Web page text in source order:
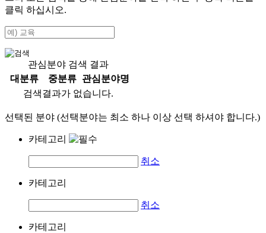
클릭 하십시오.
관심분야 검색 결과
대분류
중분류
관심분야명
검색결과가 없습니다.
선택된 분야 (선택분야는 최소 하나 이상 선택 하셔야 합니다.)
카테고리
취소
카테고리
취소
카테고리